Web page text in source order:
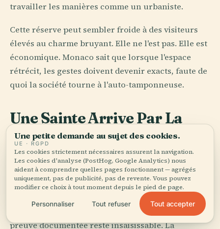
travailler les manières comme un urbaniste.
Cette réserve peut sembler froide à des visiteurs
élevés au charme bruyant. Elle ne l'est pas. Elle est
économique. Monaco sait que lorsque l'espace
rétrécit, les gestes doivent devenir exacts, faute de
quoi la société tourne à l'auto-tamponneuse.
Une Sainte Arrive Par La
Mer
Le rituel catholique à Monaco garde encore du sel
sur ses manches. L'histoire de Sainte Dévote, la
sainte patronne, relève de la légende plus que de
l'archive : une martyre venue de Corse, un corps
porté à terre, une colombe guidant la barque. La
preuve documentée reste insaisissable. La
Une petite demande au sujet des cookies.
UE · RGPD
Les cookies strictement nécessaires assurent la navigation.
Les cookies d'analyse (PostHog, Google Analytics) nous
aident à comprendre quelles pages fonctionnent — agrégés
uniquement, pas de publicité, pas de revente. Vous pouvez
modifier ce choix à tout moment depuis le pied de page.
Personnaliser Tout refuser Tout accepter